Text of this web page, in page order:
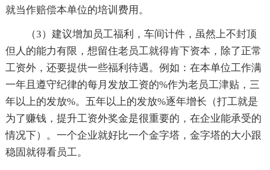
就当作赔偿本单位的培训费用。
（3）建议增加员工福利，车间计件，虽然上不封顶
但人的能力有限，想留住老员工就得肯下资本，除了正常
工资外，还要提供一些福利待遇。例如：在本单位工作满
一年且遵守纪律的每月发放工资的%作为老员工津贴，三
年以上的发放%。五年以上的发放%逐年增长（打工就是
为了赚钱，提升工资外奖金是很重要的，在企业能承受的
情况下）。一个企业就好比一个金字塔，金字塔的大小跟
稳固就得看员工。